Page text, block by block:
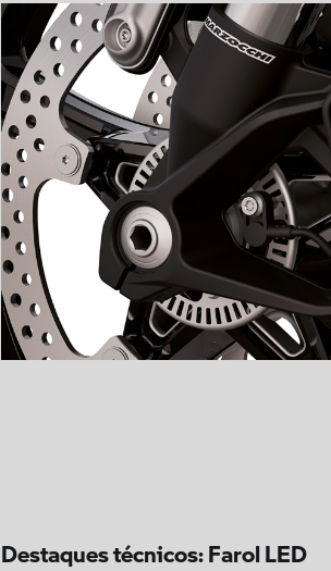
Destaques técnicos: Farol LED